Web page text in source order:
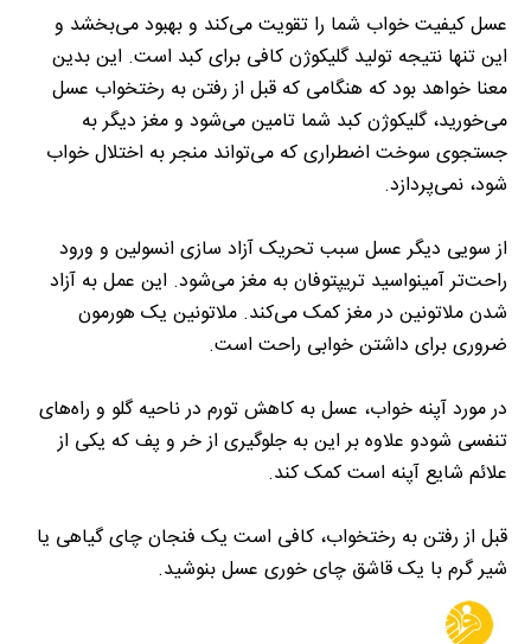
عسل کیفیت خواب شما را تقویت می‌کند و بهبود می‌بخشد و
این تنها نتیجه تولید گلیکوژن کافی برای کبد است. این بدین
معنا خواهد بود که هنگامی که قبل از رفتن به رختخواب عسل
می‌خورید، گلیکوژن کبد شما تامین می‌شود و مغز دیگر به
جستجوی سوخت اضطراری که می‌تواند منجر به اختلال خواب
شود، نمی‌پردازد.
از سویی دیگر عسل سبب تحریک آزاد سازی انسولین و ورود
راحت‌تر آمینواسید تریپتوفان به مغز می‌شود. این عمل به آزاد
شدن ملاتونین در مغز کمک می‌کند. ملاتونین یک هورمون
ضروری برای داشتن خوابی راحت است.
در مورد آپنه خواب، عسل به کاهش تورم در ناحیه گلو و راه‌های
تنفسی شودو علاوه بر این به جلوگیری از خر و پف که یکی از
علائم شایع آپنه است کمک کند.
قبل از رفتن به رختخواب، کافی است یک فنجان چای گیاهی یا
شیر گرم با یک قاشق چای خوری عسل بنوشید.